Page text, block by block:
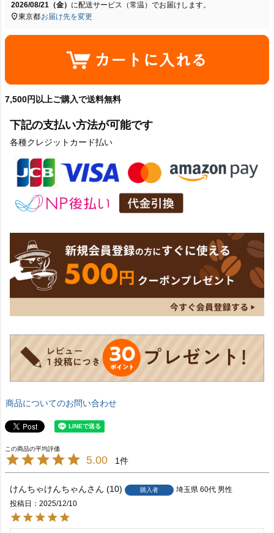
2026/08/21（金） に配送サービス（常温） でお届けします。
東京都お届け先を変更
7,500円以上ご購入で送料無料
下記の支払い方法が可能です
各種クレジットカード払い
商品についてのお問い合わせ
5.00 1
けんちゃけんちゃん 10 購入者 埼玉県 60代 男性
投稿日
2025/12/10